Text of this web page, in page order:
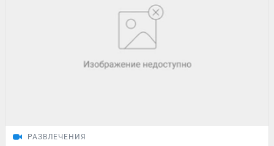
РАЗВЛЕЧЕНИЯ